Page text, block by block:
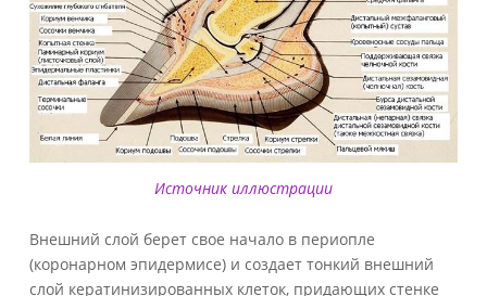
Источник иллюстрации
Внешний слой берет свое начало в периопле
(коронарном эпидермисе) и создает тонкий внешний
слой кератинизированных клеток, придающих стенке